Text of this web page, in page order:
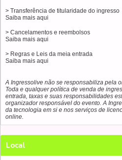
> Transferência de titularidade do ingresso
Saiba mais aqui
> Cancelamentos e reembolsos
Saiba mais aqui
> Regras e Leis da meia entrada
Saiba mais aqui
A Ingressolive não se responsabiliza pela
Toda e qualquer política de venda de
entrada, taxas e suas responsabilidades
organizador responsável do evento. A
da tecnologia em si e nos serviços de
online.
Local